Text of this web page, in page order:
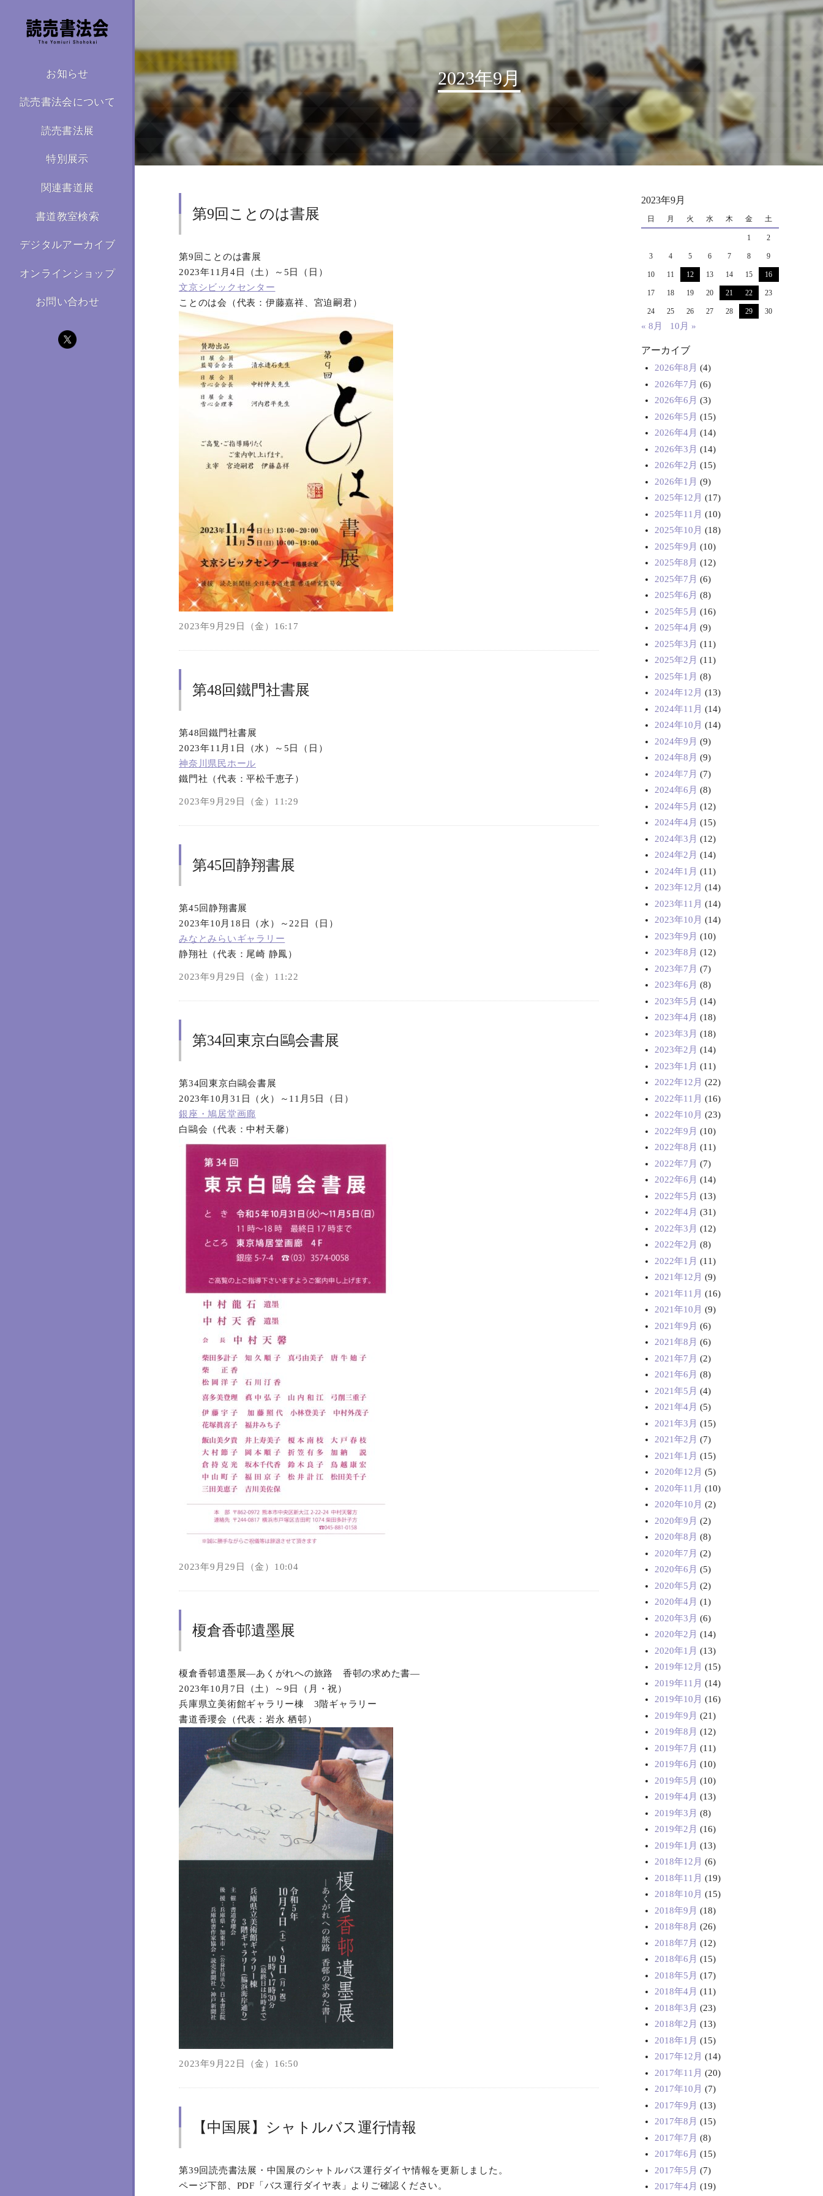
お知らせ
読売書法会について
読売書法展
特別展示
関連書道展
書道教室検索
デジタルアーカイブ
オンラインショップ
お問い合わせ
2023年9月
第9回ことのは書展
第9回ことのは書展
2023年11月4日（土）～5日（日）
文京シビックセンター
ことのは会（代表：伊藤嘉祥、宮迫嗣君）
2023年9月29日（金）16:17
第48回鐵門社書展
第48回鐵門社書展
2023年11月1日（水）～5日（日）
神奈川県民ホール
鐵門社（代表：平松千恵子）
2023年9月29日（金）11:29
第45回静翔書展
第45回静翔書展
2023年10月18日（水）～22日（日）
みなとみらいギャラリー
静翔社（代表：尾崎 静鳳）
2023年9月29日（金）11:22
第34回東京白鷗会書展
第34回東京白鷗会書展
2023年10月31日（火）～11月5日（日）
銀座・鳩居堂画廊
白鷗会（代表：中村天馨）
2023年9月29日（金）10:04
榎倉香邨遺墨展
榎倉香邨遺墨展―あくがれへの旅路 香邨の求めた書―
2023年10月7日（土）～9日（月・祝）
兵庫県立美術館ギャラリー棟 3階ギャラリー
書道香瓔会（代表：岩永 栖邨）
2023年9月22日（金）16:50
【中国展】シャトルバス運行情報
第39回読売書法展・中国展のシャトルバス運行ダイヤ情報を更新しました。
ページ下部、PDF「バス運行ダイヤ表」よりご確認ください。
2023年9月
日 月 火 水 木 金 土
1 2
3 4 5 6 7 8 9
10 11 12 13 14 15 16
17 18 19 20 21 22 23
24 25 26 27 28 29 30
« 8月 10月 »
アーカイブ
2026年8月 (4)
2026年7月 (6)
2026年6月 (3)
2026年5月 (15)
2026年4月 (14)
2026年3月 (14)
2026年2月 (15)
2026年1月 (9)
2025年12月 (17)
2025年11月 (10)
2025年10月 (18)
2025年9月 (10)
2025年8月 (12)
2025年7月 (6)
2025年6月 (8)
2025年5月 (16)
2025年4月 (9)
2025年3月 (11)
2025年2月 (11)
2025年1月 (8)
2024年12月 (13)
2024年11月 (14)
2024年10月 (14)
2024年9月 (9)
2024年8月 (9)
2024年7月 (7)
2024年6月 (8)
2024年5月 (12)
2024年4月 (15)
2024年3月 (12)
2024年2月 (14)
2024年1月 (11)
2023年12月 (14)
2023年11月 (14)
2023年10月 (14)
2023年9月 (10)
2023年8月 (12)
2023年7月 (7)
2023年6月 (8)
2023年5月 (14)
2023年4月 (18)
2023年3月 (18)
2023年2月 (14)
2023年1月 (11)
2022年12月 (22)
2022年11月 (16)
2022年10月 (23)
2022年9月 (10)
2022年8月 (11)
2022年7月 (7)
2022年6月 (14)
2022年5月 (13)
2022年4月 (31)
2022年3月 (12)
2022年2月 (8)
2022年1月 (11)
2021年12月 (9)
2021年11月 (16)
2021年10月 (9)
2021年9月 (6)
2021年8月 (6)
2021年7月 (2)
2021年6月 (8)
2021年5月 (4)
2021年4月 (5)
2021年3月 (15)
2021年2月 (7)
2021年1月 (15)
2020年12月 (5)
2020年11月 (10)
2020年10月 (2)
2020年9月 (2)
2020年8月 (8)
2020年7月 (2)
2020年6月 (5)
2020年5月 (2)
2020年4月 (1)
2020年3月 (6)
2020年2月 (14)
2020年1月 (13)
2019年12月 (15)
2019年11月 (14)
2019年10月 (16)
2019年9月 (21)
2019年8月 (12)
2019年7月 (11)
2019年6月 (10)
2019年5月 (10)
2019年4月 (13)
2019年3月 (8)
2019年2月 (16)
2019年1月 (13)
2018年12月 (6)
2018年11月 (19)
2018年10月 (15)
2018年9月 (18)
2018年8月 (26)
2018年7月 (12)
2018年6月 (15)
2018年5月 (17)
2018年4月 (11)
2018年3月 (23)
2018年2月 (13)
2018年1月 (15)
2017年12月 (14)
2017年11月 (20)
2017年10月 (7)
2017年9月 (13)
2017年8月 (15)
2017年7月 (8)
2017年6月 (15)
2017年5月 (7)
2017年4月 (19)
お知らせ
読売書法会について
読売書法展
お問い合わせ